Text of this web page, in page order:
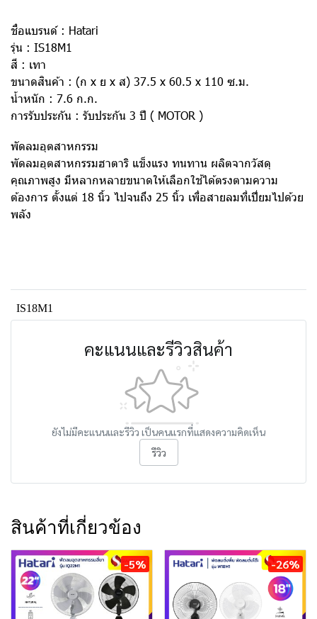
ชื่อแบรนด์ : Hatari
รุ่น : IS18M1
สี : เทา
ขนาดสินค้า : (ก x ย x ส) 37.5 x 60.5 x 110 ซ.ม.
น้ำหนัก : 7.6 ก.ก.
การรับประกัน : รับประกัน 3 ปี ( MOTOR )
พัดลมอุตสาหกรรม
พัดลมอุตสาหกรรมฮาตาริ แข็งแรง ทนทาน ผลิตจากวัสดุ
คุณภาพสูง มีหลากหลายขนาดให้เลือกใช้ได้ตรงตามความ
ต้องการ ตั้งแต่ 18 นิ้ว ไปจนถึง 25 นิ้ว เพื่อสายลมที่เปี่ยมไปด้วย
พลัง
IS18M1
คะแนนและรีวิวสินค้า
ยังไม่มีคะแนนและรีวิว เป็นคนแรกที่แสดงความคิดเห็น
รีวิว
สินค้าที่เกี่ยวข้อง
-5% -26%